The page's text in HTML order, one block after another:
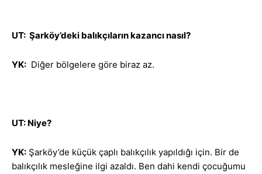
UT: Şarköy’deki balıkçıların kazancı nasıl?
YK: Diğer bölgelere göre biraz az.
UT: Niye?
YK: Şarköy’de küçük çaplı balıkçılık yapıldığı için. Bir de
balıkçılık mesleğine ilgi azaldı. Ben dahi kendi çocuğumu